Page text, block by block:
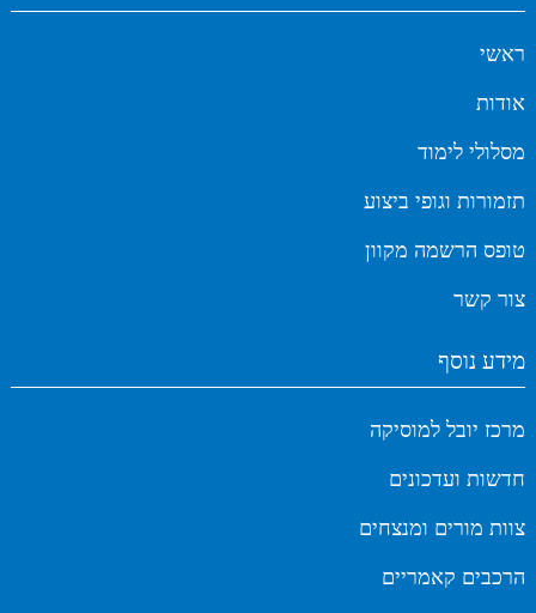
ראשי
אודות
מסלולי לימוד
תזמורות וגופי ביצוע
טופס הרשמה מקוון
צור קשר
מידע נוסף
מרכז יובל למוסיקה
חדשות ועדכונים
צוות מורים ומנצחים
הרכבים קאמריים